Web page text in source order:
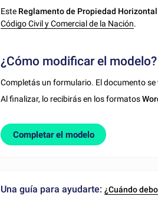
Este Reglamento de Propiedad Horizontal
Código Civil y Comercial de la Nación.
¿Cómo modificar el modelo?
Completás un formulario. El documento
Al finalizar, lo recibirás en los formatos
Completar el modelo
Una guía para ayudarte:¿Cuándo